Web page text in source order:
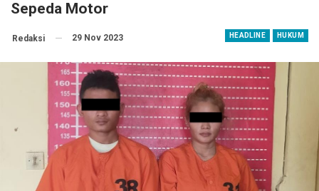
Sepeda Motor
HEADLINE HUKUM
Redaksi 29 Nov 2023